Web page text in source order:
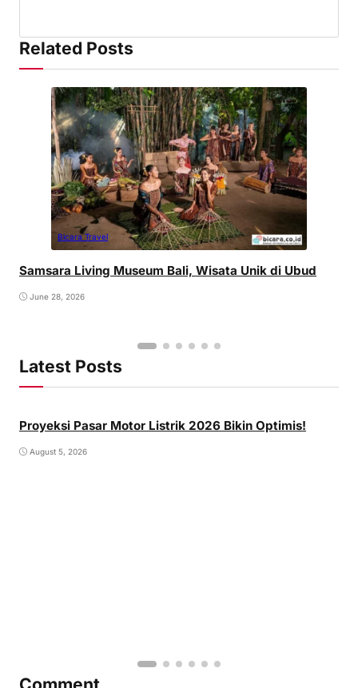
Related Posts
Bicara Travel
Samsara Living Museum Bali, Wisata Unik di Ubud
June 28, 2026
Latest Posts
Proyeksi Pasar Motor Listrik 2026 Bikin Optimis!
August 5, 2026